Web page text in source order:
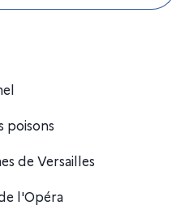
poisons
de Versailles
l'Opéra